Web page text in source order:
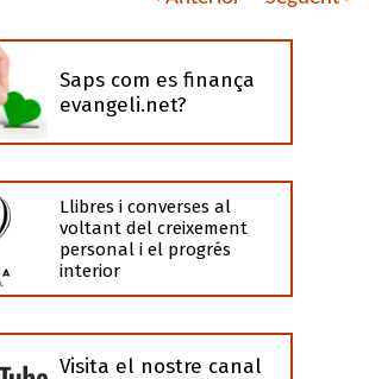
Saps com es finança
evangeli.net?
Llibres i converses al
voltant del creixement
personal i el progrés
interior
Visita el nostre canal